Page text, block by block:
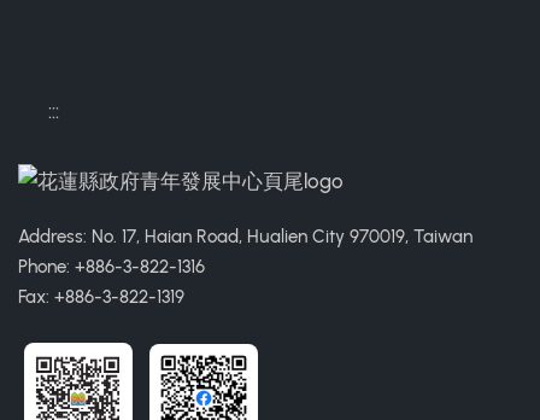
:::
Address: No. 17, Haian Road, Hualien City 970019, Taiwan
Phone: +886-3-822-1316
Fax: +886-3-822-1319